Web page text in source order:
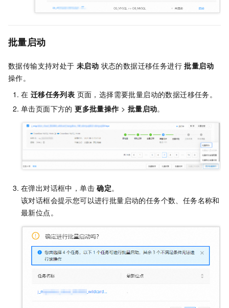
批量启动
数据传输支持对处于 未启动 状态的数据迁移任务进行批量启动
操作。
在 迁移任务列表 页面，选择需要批量启动的数据迁移任务。
单击页面下方的更多批量操作 > 批量启动。
在弹出对话框中，单击确定。
该对话框会提示您可以进行批量启动的任务个数、任务名称和
最新位点。